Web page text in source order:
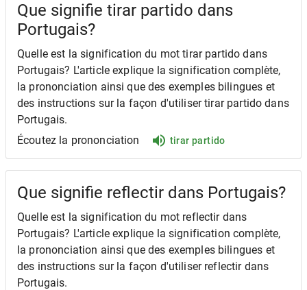
Que signifie tirar partido dans
Portugais?
Quelle est la signification du mot tirar partido dans
Portugais? L'article explique la signification complète,
la prononciation ainsi que des exemples bilingues et
des instructions sur la façon d'utiliser tirar partido dans
Portugais.
Écoutez la prononciation
tirar partido
Que signifie reflectir dans Portugais?
Quelle est la signification du mot reflectir dans
Portugais? L'article explique la signification complète,
la prononciation ainsi que des exemples bilingues et
des instructions sur la façon d'utiliser reflectir dans
Portugais.